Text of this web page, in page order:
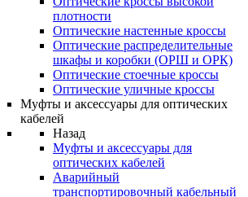
плотности
Оптические настенные кроссы
Оптические распределительные
шкафы и коробки (ОРШ и ОРК)
Оптические стоечные кроссы
Оптические уличные кроссы
Муфты и аксессуары для оптических
кабелей
Назад
Муфты и аксессуары для
оптических кабелей
Аварийный
транспортировочный кабельный